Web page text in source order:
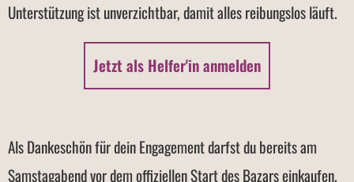
Unterstützung ist unverzichtbar, damit alles reibungslos läuft.
Jetzt als Helfer'in anmelden
Als Dankeschön für dein Engagement darfst du bereits am
Samstagabend vor dem offiziellen Start des Bazars einkaufen.